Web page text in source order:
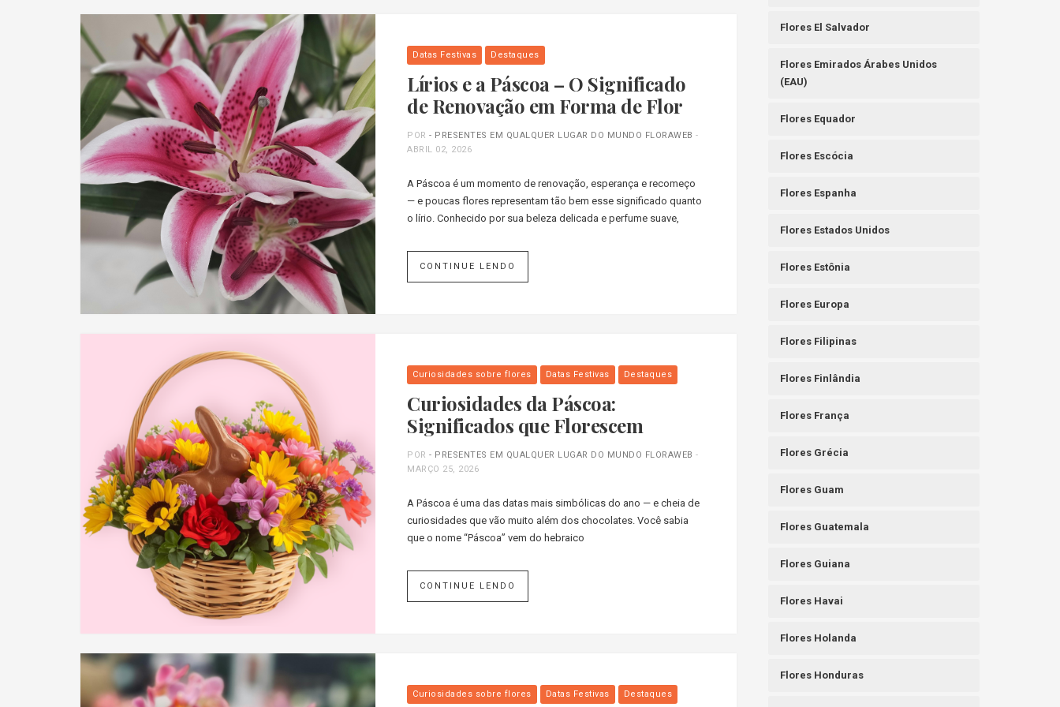
Datas Festivas Destaques
Lírios e a Páscoa – O Significado
de Renovação em Forma de Flor
POR- PRESENTES EM QUALQUER LUGAR DO MUNDO FLORAWEB -
ABRIL 02, 2026
A Páscoa é um momento de renovação, esperança e recomeço
— e poucas flores representam tão bem esse significado quanto
o lírio. Conhecido por sua beleza delicada e perfume suave,
CONTINUE LENDO
Curiosidades sobre flores Datas Festivas Destaques
Curiosidades da Páscoa:
Significados que Florescem
POR- PRESENTES EM QUALQUER LUGAR DO MUNDO FLORAWEB -
MARÇO 25, 2026
A Páscoa é uma das datas mais simbólicas do ano — e cheia de
curiosidades que vão muito além dos chocolates. Você sabia
que o nome “Páscoa” vem do hebraico
CONTINUE LENDO
Curiosidades sobre flores Datas Festivas Destaques
Flores El Salvador
Flores Emirados Árabes Unidos
(EAU)
Flores Equador
Flores Escócia
Flores Espanha
Flores Estados Unidos
Flores Estônia
Flores Europa
Flores Filipinas
Flores Finlândia
Flores França
Flores Grécia
Flores Guam
Flores Guatemala
Flores Guiana
Flores Havai
Flores Holanda
Flores Honduras